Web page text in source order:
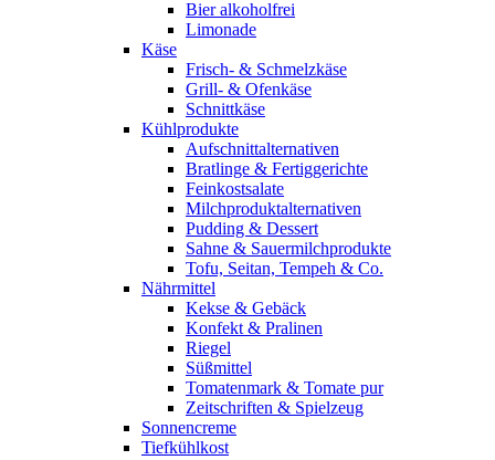
Bier alkoholfrei
Limonade
Käse
Frisch- & Schmelzkäse
Grill- & Ofenkäse
Schnittkäse
Kühlprodukte
Aufschnittalternativen
Bratlinge & Fertiggerichte
Feinkostsalate
Milchproduktalternativen
Pudding & Dessert
Sahne & Sauermilchprodukte
Tofu, Seitan, Tempeh & Co.
Nährmittel
Kekse & Gebäck
Konfekt & Pralinen
Riegel
Süßmittel
Tomatenmark & Tomate pur
Zeitschriften & Spielzeug
Sonnencreme
Tiefkühlkost